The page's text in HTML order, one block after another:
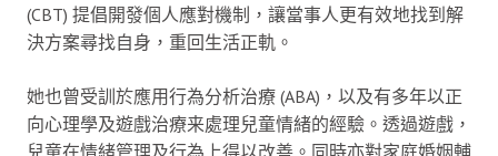
(CBT) 提倡開發個人應對機制，讓當事人更有效地找到解
決方案尋找自身，重回生活正軌。
她也曾受訓於應用行為分析治療 (ABA)，以及有多年以正
向心理學及遊戲治療来處理兒童情緒的經驗。透過遊戲，